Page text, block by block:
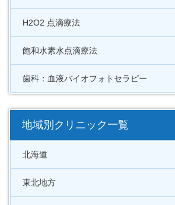
H2O2 点滴療法
飽和水素水点滴療法
歯科：血液バイオフォトセラピー
地域別クリニック一覧
北海道
東北地方